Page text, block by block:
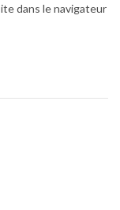
dans le navigateur